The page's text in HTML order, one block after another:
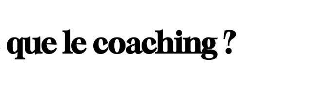
que le coaching ?